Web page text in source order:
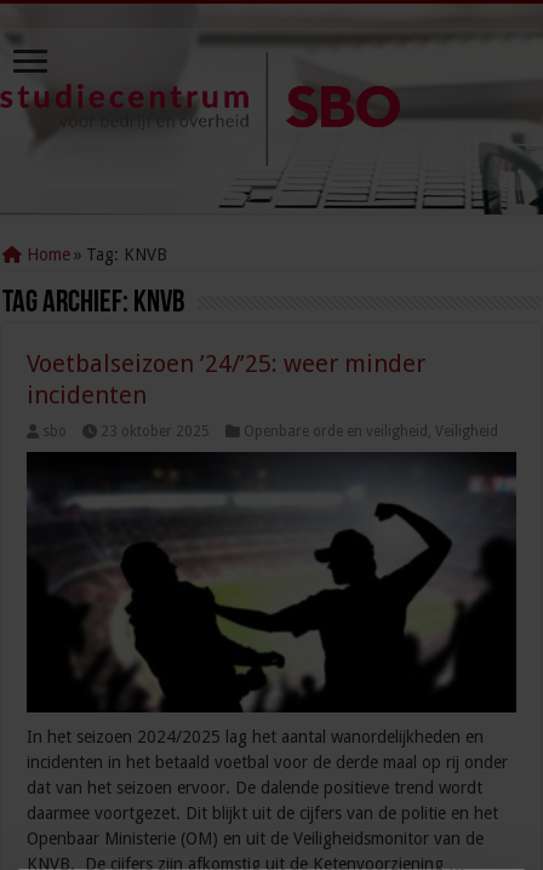
Home » Tag: KNVB
Tag Archief: KNVB
Voetbalseizoen ’24/’25: weer minder
incidenten
sbo 23 oktober 2025 Openbare orde en veiligheid ,Veiligheid
In het seizoen 2024/2025 lag het aantal wanordelijkheden en
incidenten in het betaald voetbal voor de derde maal op rij onder
dat van het seizoen ervoor. De dalende positieve trend wordt
daarmee voortgezet. Dit blijkt uit de cijfers van de politie en het
Openbaar Ministerie (OM) en uit de Veiligheidsmonitor van de
KNVB. De cijfers zijn afkomstig uit de Ketenvoorziening …